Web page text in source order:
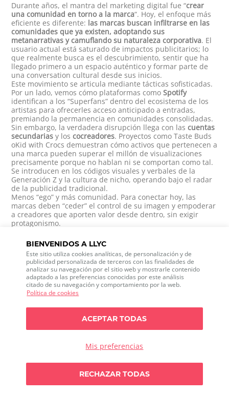
BIENVENIDOS A LLYC
Este sitio utiliza cookies analíticas, de personalización y de
publicidad personalizada de terceros con las finalidades de
analizar su navegación por el sitio web y mostrarle contenido
adaptado a las preferencias conocidas por este análisis
citado de su navegación y comportamiento por la web.
Política de cookies
Mis preferencias
RECHAZAR TODAS
ACEPTAR TODAS
Durante años, el mantra del marketing digital fue “crear
una comunidad en torno a la marca“. Hoy, el enfoque más
eficiente es diferente: las marcas buscan infiltrarse en las
comunidades que ya existen, adoptando sus
metanarrativas y camuflando su naturaleza corporativa. El
usuario actual está saturado de impactos publicitarios; lo
que realmente busca es el descubrimiento, sentir que ha
llegado primero a un espacio auténtico y formar parte de
una conversation cultural desde sus inicios.
Este movimiento se articula mediante tácticas sofisticadas.
Por un lado, vemos cómo plataformas comoSpotify
identifican a los “Superfans” dentro del ecosistema de los
artistas paraofrecerles acceso anticipado a entradas,
premiando la permanencia en comunidades consolidadas.
Sin embargo, la verdadera disrupción llega con lascuentas
secundarias y loscocreadores. Proyectos comoTaste Buds
oKid with Crocs demuestran cómo activos que pertenecen a
una marca pueden superar el millón de visualizaciones
precisamente porque no hablan ni se comportan como tal.
Se introducen en los códigos visuales y verbales de la
Generación Z y la cultura de nicho, operando bajo el radar
de la publicidad tradicional.
Menos “ego” y más comunidad. Para conectar hoy, las
marcas deben “ceder” el control de su imagen y empoderar
a creadores que aporten valor desde dentro, sin exigir
protagonismo.
03. LA ARTESANÍA COMO NUEVA CREDIBILIDAD
Mostrar el proceso es la herramienta más contundente
para humanizar y legitimar una marca.
Como respuesta directa a la artificialidad del entorno
digital,el consumidor exige tangibilidad y verdad
producto terminado ha dejado de ser suficiente para
transparentar el proceso, el conocimiento manual y la
. La artesanía, entendida en su sentido más
amplio, es la nueva gran palanca de reputación.
Cartier demostró esta visión con “More Than An Hour”
campaña de Publicis Luxe para Watches and Wonders 2026
que desplazó deliberadamente la atención del reloj final
hacia los gestos, los materiales y las técnicas de
fabricación. El mensaje subyacente es poderoso:
está solo en los materiales nobles o la mecánica, sino en